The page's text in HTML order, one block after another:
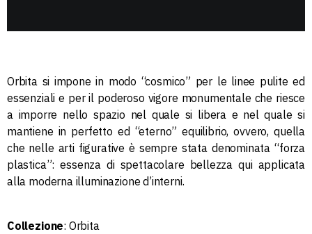
Orbita si impone in modo “cosmico” per le linee pulite ed
essenziali e per il poderoso vigore monumentale che riesce
a imporre nello spazio nel quale si libera e nel quale si
mantiene in perfetto ed “eterno” equilibrio, ovvero, quella
che nelle arti figurative è sempre stata denominata “forza
plastica”: essenza di spettacolare bellezza qui applicata
alla moderna illuminazione d’interni.
Collezione: Orbita